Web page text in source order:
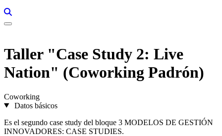
Taller "Case Study 2: Live
Nation" (Coworking Padrón)
Coworking
Datos básicos
Es el segundo case study del bloque 3 MODELOS DE GESTIÓN
INNOVADORES: CASE STUDIES.